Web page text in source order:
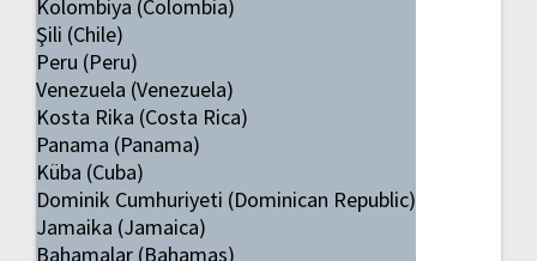
Kolombiya (Colombia)
Şili (Chile)
Peru (Peru)
Venezuela (Venezuela)
Kosta Rika (Costa Rica)
Panama (Panama)
Küba (Cuba)
Dominik Cumhuriyeti (Dominican Republic)
Jamaika (Jamaica)
Bahamalar (Bahamas)